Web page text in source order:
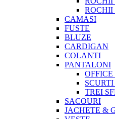
ROCHII
CAMASI
FUSTE
BLUZE
CARDIGAN
COLANTI
PANTALONI
TREI
SACOURI
JACHETE &